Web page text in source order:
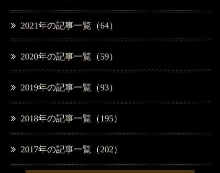
2021年の記事一覧（64）
2020年の記事一覧（59）
2019年の記事一覧（93）
2018年の記事一覧（195）
2017年の記事一覧（202）